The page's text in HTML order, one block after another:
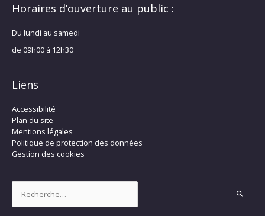
Horaires d’ouverture au public :
Du lundi au samedi
de 09h00 à 12h30
Liens
Accessibilité
Plan du site
Mentions légales
Politique de protection des données
Gestion des cookies